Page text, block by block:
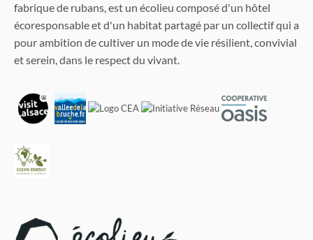
fabrique de rubans, est un écolieu composé d'un hôtel
écoresponsable et d'un habitat partagé par un collectif qui a
pour ambition de cultiver un mode de vie résilient, convivial
et serein, dans le respect du vivant.